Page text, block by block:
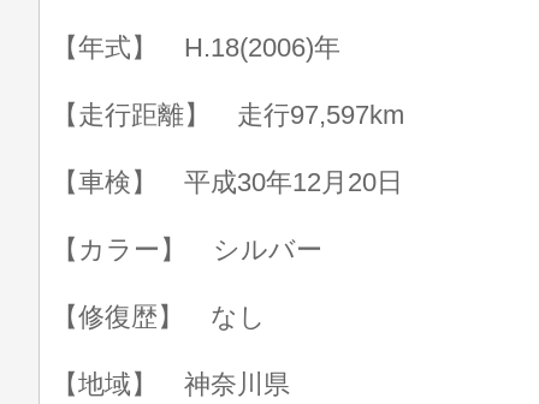
【年式】 H.18(2006)年
【走行距離】 走行97,597km
【車検】 平成30年12月20日
【カラー】 シルバー
【修復歴】 なし
【地域】 神奈川県